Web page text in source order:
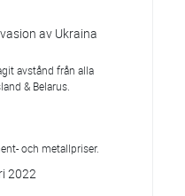
av Ukraina
avstånd från alla
& Belarus.
och metallpriser.
2022